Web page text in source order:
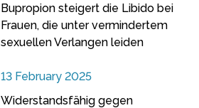
Bupropion steigert die Libido bei
Frauen, die unter vermindertem
sexuellen Verlangen leiden
13 February 2025
Widerstandsfähig gegen